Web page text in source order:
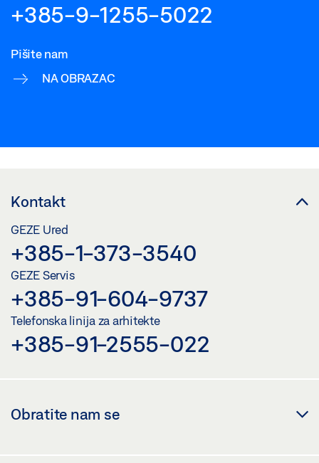
+385-9-1255-5022
Pišite nam
NA OBRAZAC
Kontakt
GEZE Ured
+385-1-373-3540
GEZE Servis
+385-91-604-9737
Telefonska linija za arhitekte
+385-91-2555-022
Obratite nam se